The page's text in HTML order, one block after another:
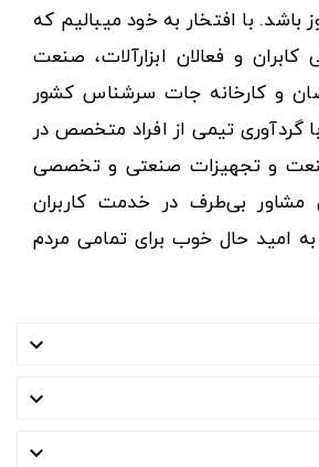
باشد. با افتخار به خود میبالیم که
کابران و فعالان ابزارآلات، صنعت
و کارخانه جات سرشناس کشور
گردآوری تیمی از افراد متخصص در
صنعت و تجهیزات صنعتی و تخصصی
بی‌طرف در خدمت کاربران
امید حال خوب برای تمامی مردم


